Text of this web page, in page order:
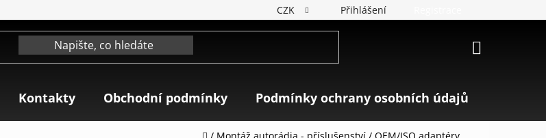
CZK Přihlášení
Kontakty Obchodní podmínky Podmínky ochrany osobních údajů
Domů